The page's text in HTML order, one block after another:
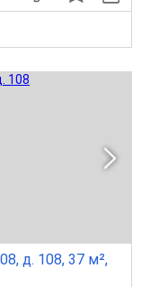
д. 108, 37 м²,